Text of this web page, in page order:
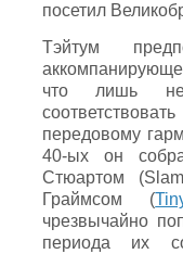
посетил
Тэйтум
что лишь
передовому
40-ых он
Стюартом
Граймсом (
чрезвычайно
периода их